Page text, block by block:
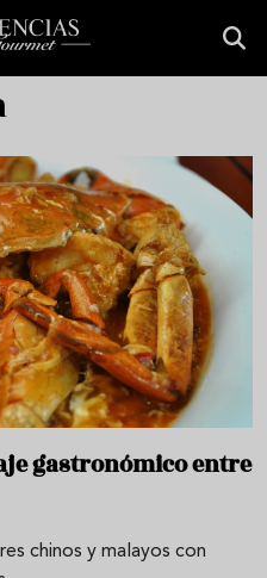
gastronómico entre
chinos y malayos con